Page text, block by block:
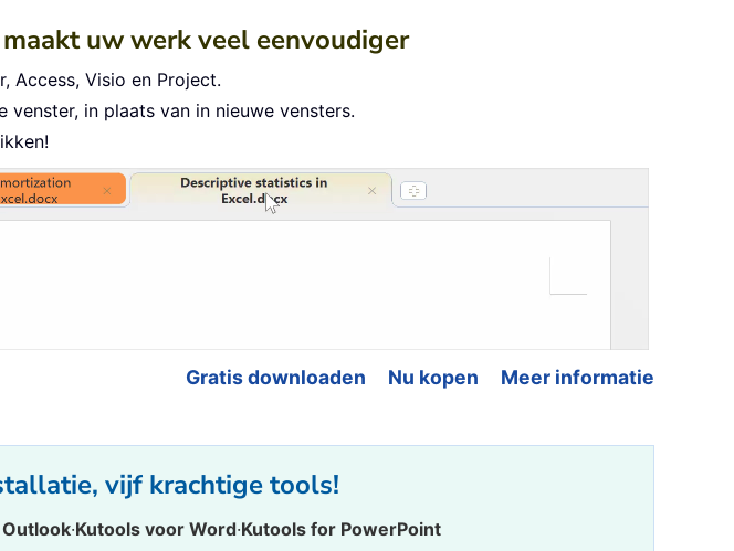
uw werk veel eenvoudiger
Access, Visio en Project.
in plaats van in nieuwe vensters.
Gratis downloaden Nu kopen Meer informatie
vijf krachtige tools!
·Kutools voor Word·Kutools for PowerPoint